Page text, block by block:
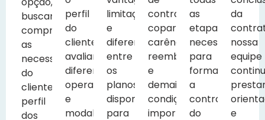
buscamos
compreender
as
necessidades
do
cliente,
perfil
dos
perfil
do
cliente,
avaliamos
diferentes
operadoras
e
modalidades
limitações
e
diferenciais
entre
os
planos
disponíveis
para
contratação,
coparticipação,
carências,
reembolso
e
demais
condições
importantes
as
etapas
necessárias
para
formalizar
a
contratação
do
da
nossa
equipe
e